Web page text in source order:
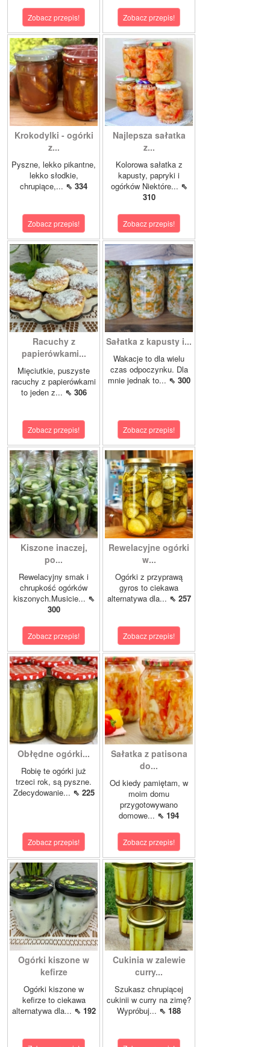
Zobacz przepis! Zobacz przepis!
Krokodylki - ogórki
z...
Pyszne, lekko pikantne,
lekko słodkie,
chrupiące,... ⇖ 334
Zobacz przepis!
Najlepsza sałatka
z...
Kolorowa sałatka z
kapusty, papryki i
ogórków Niektóre... ⇖
310
Zobacz przepis!
Racuchy z
papierówkami...
Mięciutkie, puszyste
racuchy z papierówkami
to jeden z... ⇖ 306
Zobacz przepis!
Sałatka z kapusty i...
Wakacje to dla wielu
czas odpoczynku. Dla
mnie jednak to... ⇖ 300
Zobacz przepis!
Kiszone inaczej,
po...
Rewelacyjny smak i
chrupkość ogórków
kiszonych.Musicie... ⇖
300
Zobacz przepis!
Rewelacyjne ogórki
w...
Ogórki z przyprawą
gyros to ciekawa
alternatywa dla... ⇖ 257
Zobacz przepis!
Obłędne ogórki...
Robię te ogórki już
trzeci rok, są pyszne.
Zdecydowanie... ⇖ 225
Zobacz przepis!
Sałatka z patisona
do...
Od kiedy pamiętam, w
moim domu
przygotowywano
domowe... ⇖ 194
Zobacz przepis!
Ogórki kiszone w
kefirze
Ogórki kiszone w
kefirze to ciekawa
alternatywa dla... ⇖ 192
Cukinia w zalewie
curry...
Szukasz chrupiącej
cukinii w curry na zimę?
Wypróbuj... ⇖ 188